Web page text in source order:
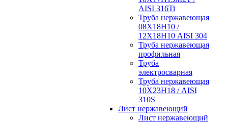
AISI 316Ti
Труба нержавеющая
08Х18Н10 /
12Х18Н10 AISI 304
Труба нержавеющая
профильная
Труба
электросварная
Труба нержавеющая
10Х23Н18 / AISI
310S
Лист нержавеющий
Лист нержавеющий